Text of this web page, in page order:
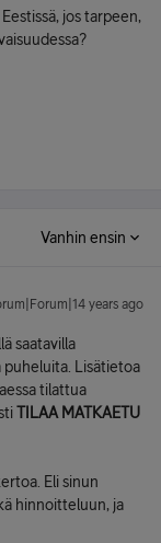
jos tarpeen,
Vanhin ensin
years ago
saatavilla
puheluita. Lisätietoa
tilattua
TILAA MATKAETU
Eli sinun
hinnoitteluun, ja